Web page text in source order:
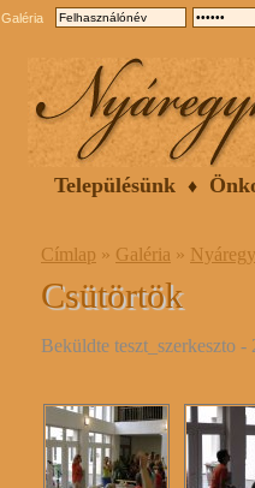
Galéria
Településünk
Címlap » Galéria »
Csütörtök
Beküldte teszt_szerkeszto -